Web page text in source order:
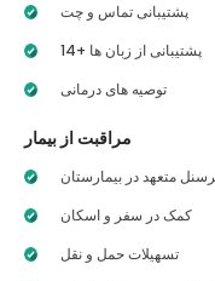
پشتیبانی تماس و چت
14+ پشتیبانی از زبان ها
توصیه های درمانی
مراقبت از بیمار
متعهد در بیمارستان
کمک در سفر و اسکان
تسهیلات حمل و نقل